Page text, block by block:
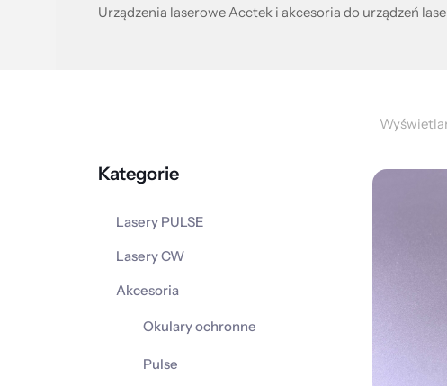
Urządzenia laserowe Acctek i akcesoria do urządzeń
Kategorie
Lasery PULSE
Lasery CW
Akcesoria
Okulary ochronne
Pulse